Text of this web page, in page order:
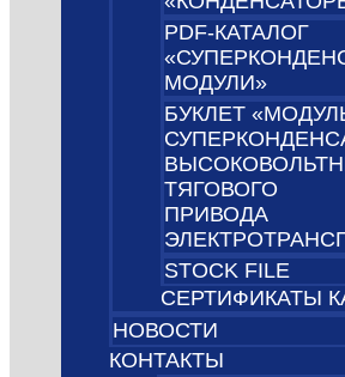
PDF-КАТАЛОГ
МОДУЛИ»
БУКЛЕТ
ТЯГОВОГО
ПРИВОДА
STOCK FILE
СЕРТИФИКАТЫ
НОВОСТИ
КОНТАКТЫ